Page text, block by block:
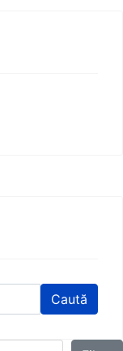
Caută